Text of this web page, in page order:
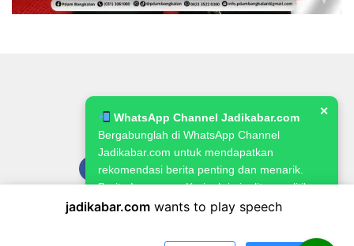
Pedoman Media Siber Kode Etik Jurnalistik
jadikabar.com wants to play speech
WhatsApp Channel Jadikabar.com
Bergabunglah di WhatsApp Channel
Jadikabar.com untuk mendapatkan
rekomendasi berita penting dan menarik.
Berita Lowongan Kerja, kriminalitas, politik,
pemerintahan, pertanian & ketahanan
✕